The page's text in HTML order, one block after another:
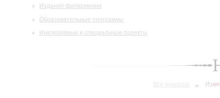
Издания филармонии
Образовательные программы
Инклюзивные и специальные проекты
Все новости